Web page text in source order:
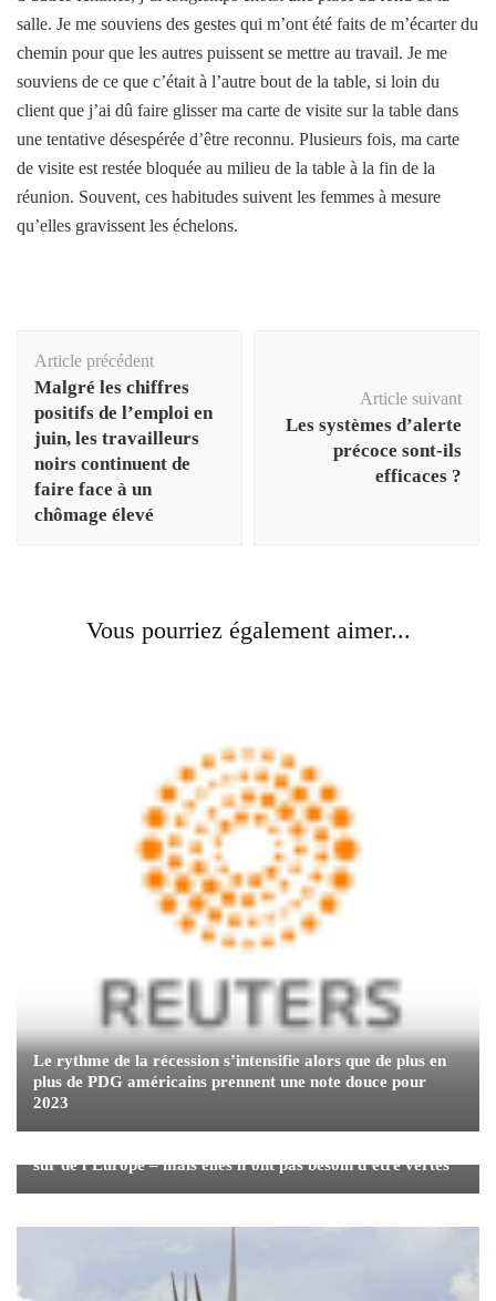
salle. Je me souviens des gestes qui m’ont été faits de m’écarter du
chemin pour que les autres puissent se mettre au travail. Je me
souviens de ce que c’était à l’autre bout de la table, si loin du
client que j’ai dû faire glisser ma carte de visite sur la table dans
une tentative désespérée d’être reconnu. Plusieurs fois, ma carte
de visite est restée bloquée au milieu de la table à la fin de la
réunion. Souvent, ces habitudes suivent les femmes à mesure
qu’elles gravissent les échelons.
d'article
Article précédent
Malgré les chiffres
positifs de l’emploi en
juin, les travailleurs
noirs continuent de
faire face à un
chômage élevé
Article suivant
Les systèmes d’alerte
précoce sont-ils
efficaces ?
Vous pourriez également aimer...
Le rythme de la récession s’intensifie alors que de plus en
plus de PDG américains prennent une note douce pour
2023
sûr de l’Europe – mais elles n’ont pas besoin d’être vertes